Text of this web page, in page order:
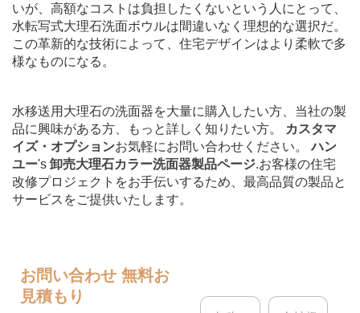
いが、高額なコストは負担したくないという人にとって、
水転写式大理石洗面ボウルは間違いなく理想的な選択だ。
この革新的な技術によって、住宅デザインはより柔軟で多
様なものになる。
水移送用大理石の洗面器を大量に購入したい方、当社の製
品に興味がある方、もっと詳しく知りたい方。
カスタマ
イズ・オプションお気軽にお問い合わせください。ハン
ユー's 卸売大理石カラー洗面器製品ページ.お客様の住宅
改修プロジェクトをお手伝いするため、最高品質の製品と
サービスをご提供いたします。
お問い合わせ 無料お
見積もり
名
会